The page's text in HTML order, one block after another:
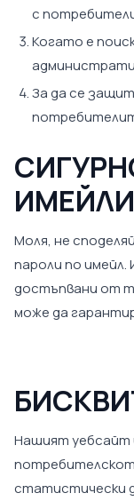
с
Когато е
За да се
Моля, не
пароли по
достъпвани от
може да
Нашият уебсайт
статистически